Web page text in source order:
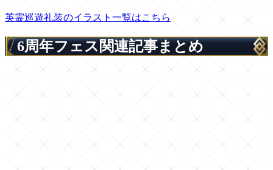
英霊巡遊礼装のイラスト一覧はこちら
6周年フェス関連記事まとめ